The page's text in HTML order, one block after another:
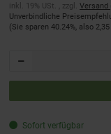
inkl. 19% USt. , zzgl. Versand
Unverbindliche
(Sie sparen 40.24%, also
Sofort verfügbar